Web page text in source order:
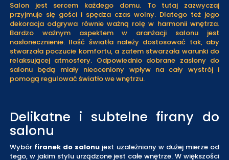
Salon jest sercem każdego domu. To tutaj zazwyczaj
przyjmuje się gości i spędza czas wolny. Dlatego też jego
dekoracja odgrywa równie ważną rolę w harmonii wnętrza.
Bardzo ważnym aspektem w aranżacji salonu jest
nasłonecznienie. Ilość światła należy dostosować tak, aby
stwarzała poczucie komfortu, a zatem stwarzała warunki do
relaksującej atmosfery. Odpowiednio dobrane zasłony do
salonu będą miały nieoceniony wpływ na cały wystrój i
pomogą regulować światło we wnętrzu.
Delikatne i subtelne firany do
salonu
Wybór firanek do salonu jest uzależniony w dużej mierze od
tego, w jakim stylu urządzone jest całe wnętrze. W większości